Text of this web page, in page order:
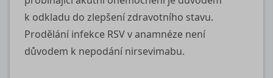
k odkladu do zlepšení zdravotního stavu.
Prodělání infekce RSV v anamnéze není
důvodem k nepodání nirsevimabu.